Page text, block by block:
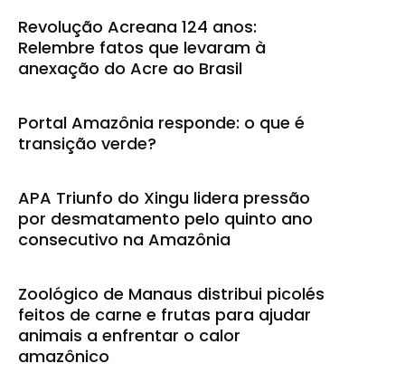
Revolução Acreana 124 anos:
Relembre fatos que levaram à
anexação do Acre ao Brasil
Portal Amazônia responde: o que é
transição verde?
APA Triunfo do Xingu lidera pressão
por desmatamento pelo quinto ano
consecutivo na Amazônia
Zoológico de Manaus distribui picolés
feitos de carne e frutas para ajudar
animais a enfrentar o calor
amazônico